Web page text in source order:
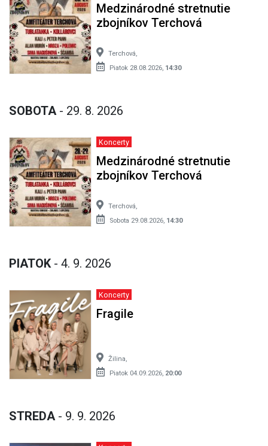
Medzinárodné stretnutie
zbojníkov Terchová
Terchová,
Piatok 28.08.2026, 14:30
SOBOTA - 29. 8. 2026
Koncerty
Medzinárodné stretnutie
zbojníkov Terchová
Terchová,
Sobota 29.08.2026, 14:30
PIATOK - 4. 9. 2026
Koncerty
Fragile
Žilina,
Piatok 04.09.2026, 20:00
STREDA - 9. 9. 2026